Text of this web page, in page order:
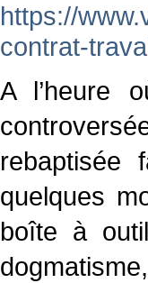
https://
contrat-
A l’heure
rebaptisée
quelques
boîte à